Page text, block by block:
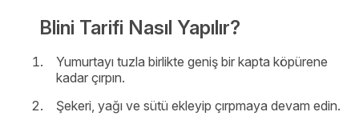
Blini Tarifi Nasıl Yapılır?
Yumurtayı tuzla birlikte geniş bir kapta köpürene
kadar çırpın.
Şekeri, yağı ve sütü ekleyip çırpmaya devam edin.